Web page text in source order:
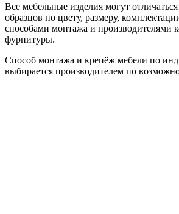
Все мебельные изделия могут
образцов по цвету, размеру,
способами монтажа и производителями
фурнитуры.
Способ монтажа и крепёж мебели по
выбирается производителем по